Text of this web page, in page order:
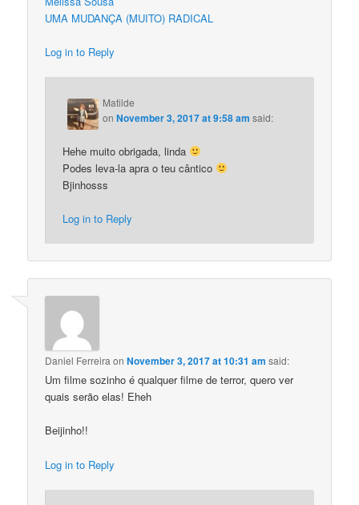
UMA MUDANÇA (MUITO) RADICAL
Log in to Reply
Matilde
onNovember 3, 2017 at 9:58 am said:
Hehe muito obrigada, linda
Podes leva-la apra o teu cântico
Bjinhosss
Log in to Reply
Daniel Ferreira onNovember 3, 2017 at 10:31 am said:
Um filme sozinho é qualquer filme de terror, quero ver
quais serão elas! Eheh
Beijinho!!
Log in to Reply